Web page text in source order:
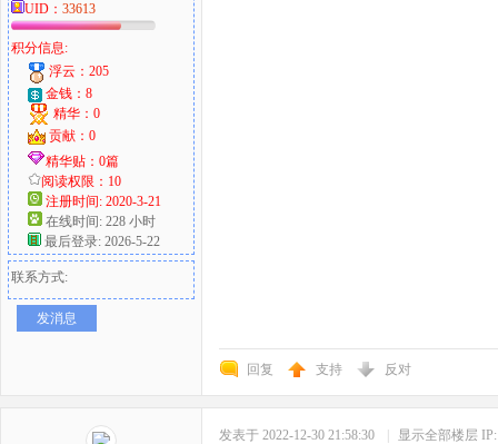
UID： 33613
积分信息:
浮云：205
金钱：8
精华：0
贡献：0
精华贴：0篇
阅读权限：10
注册时间: 2020-3-21
在线时间: 228 小时
最后登录: 2026-5-22
联系方式:
发消息
回复 支持 反对
发表于 2022-12-30 21:58:30 显示全部楼层